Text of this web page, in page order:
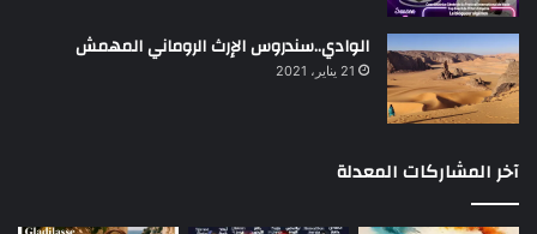
الوادي..سندروس الإرث الروماني المهمش
21 يناير، 2021
آخر المشاركات المعدلة